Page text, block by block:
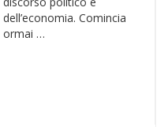
dell’economia. Comincia
ormai …